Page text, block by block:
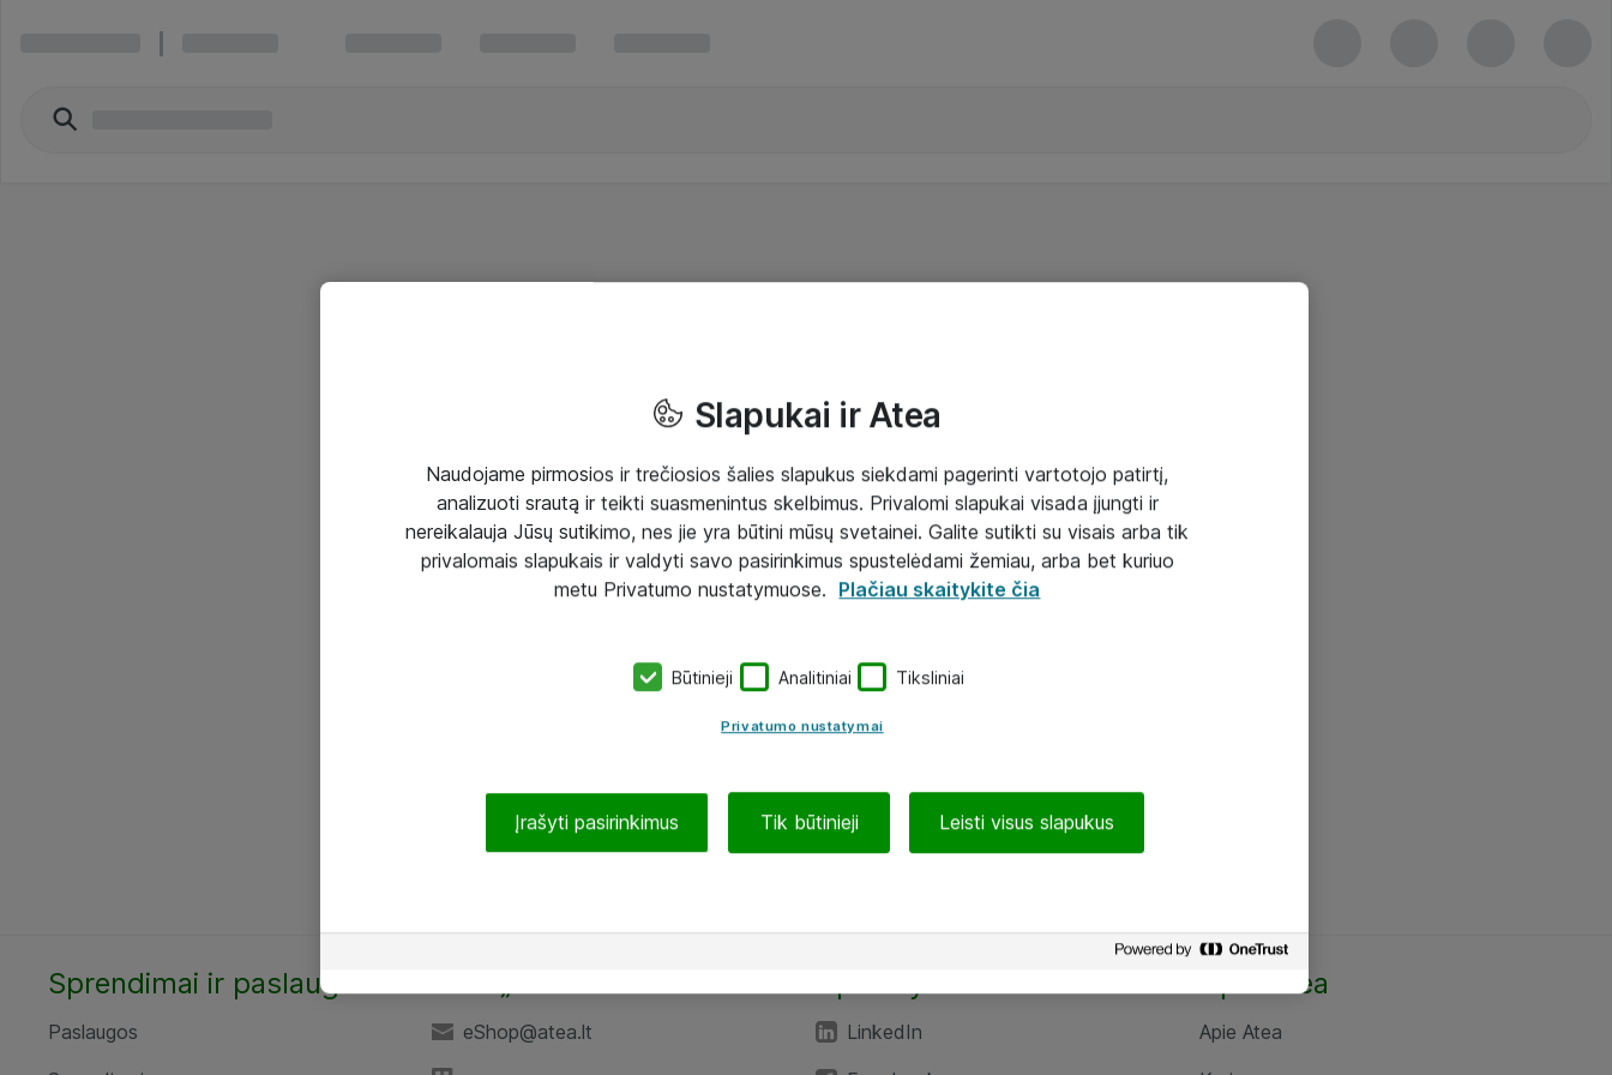
Sprendimai ir paslaugos
Paslaugos
eShop@atea.lt
LinkedIn
Apie Atea
Apie Atea
Slapukai ir Atea
Naudojame pirmosios ir trečiosios šalies slapukus siekdami pagerinti vartotojo patirtį,
analizuoti srautą ir teikti suasmenintus skelbimus. Privalomi slapukai visada įjungti ir
nereikalauja Jūsų sutikimo, nes jie yra būtini mūsų svetainei. Galite sutikti su visais arba tik
privalomais slapukais ir valdyti savo pasirinkimus spustelėdami žemiau, arba bet kuriuo
metu Privatumo nustatymuose. Plačiau skaitykite čia
Būtinieji Analitiniai Tiksliniai
Privatumo nustatymai
Įrašyti pasirinkimus Tik būtinieji Leisti visus slapukus